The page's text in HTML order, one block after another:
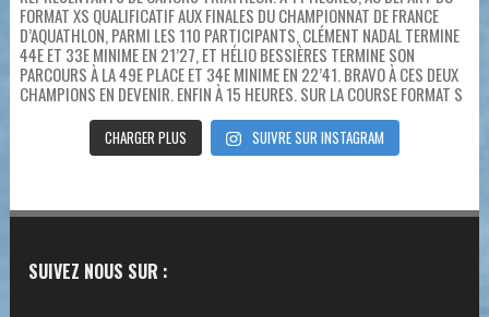
CHARGER PLUS SUIVRE SUR INSTAGRAM
SUIVEZ NOUS SUR :